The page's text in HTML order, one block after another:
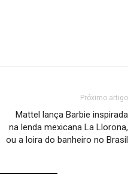
Próximo artigo
Mattel lança Barbie inspirada
na lenda mexicana La Llorona,
ou a loira do banheiro no Brasil